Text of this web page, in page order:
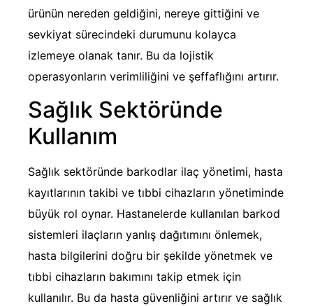
ürünün nereden geldiğini, nereye gittiğini ve
sevkiyat sürecindeki durumunu kolayca
izlemeye olanak tanır. Bu da lojistik
operasyonların verimliliğini ve şeffaflığını artırır.
Sağlık Sektöründe
Kullanım
Sağlık sektöründe barkodlar ilaç yönetimi, hasta
kayıtlarının takibi ve tıbbi cihazların yönetiminde
büyük rol oynar. Hastanelerde kullanılan barkod
sistemleri ilaçların yanlış dağıtımını önlemek,
hasta bilgilerini doğru bir şekilde yönetmek ve
tıbbi cihazların bakımını takip etmek için
kullanılır. Bu da hasta güvenliğini artırır ve sağlık